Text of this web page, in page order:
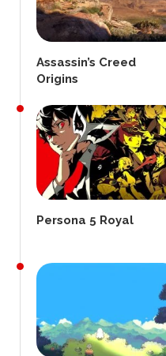
Assassin’s Creed
Origins
Persona 5 Royal